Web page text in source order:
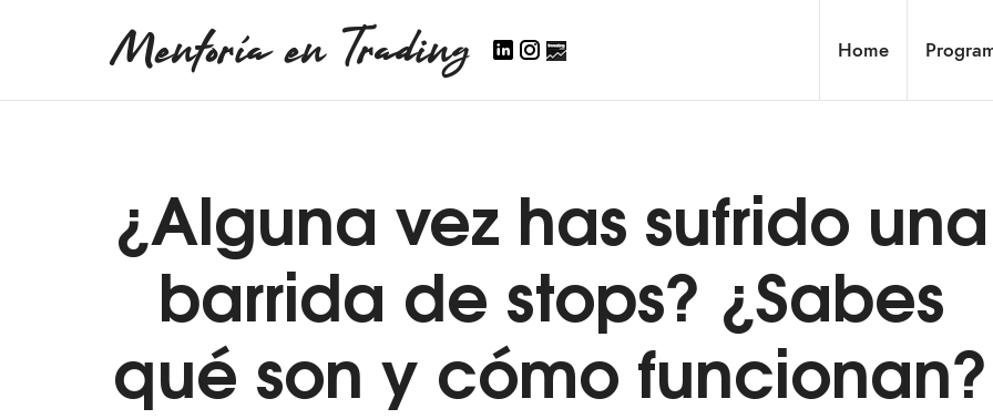
Mentoría en Trading
Mentoría en Trading Home
¿Alguna vez has sufrido una
barrida de stops? ¿Sabes
qué son y cómo funcionan?